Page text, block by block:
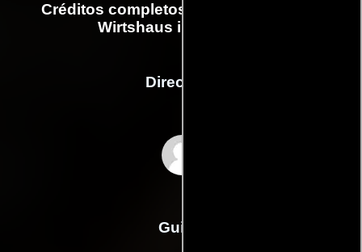
Créditos completos de la película Das
Wirtshaus im Spessart
Dirección
Guión